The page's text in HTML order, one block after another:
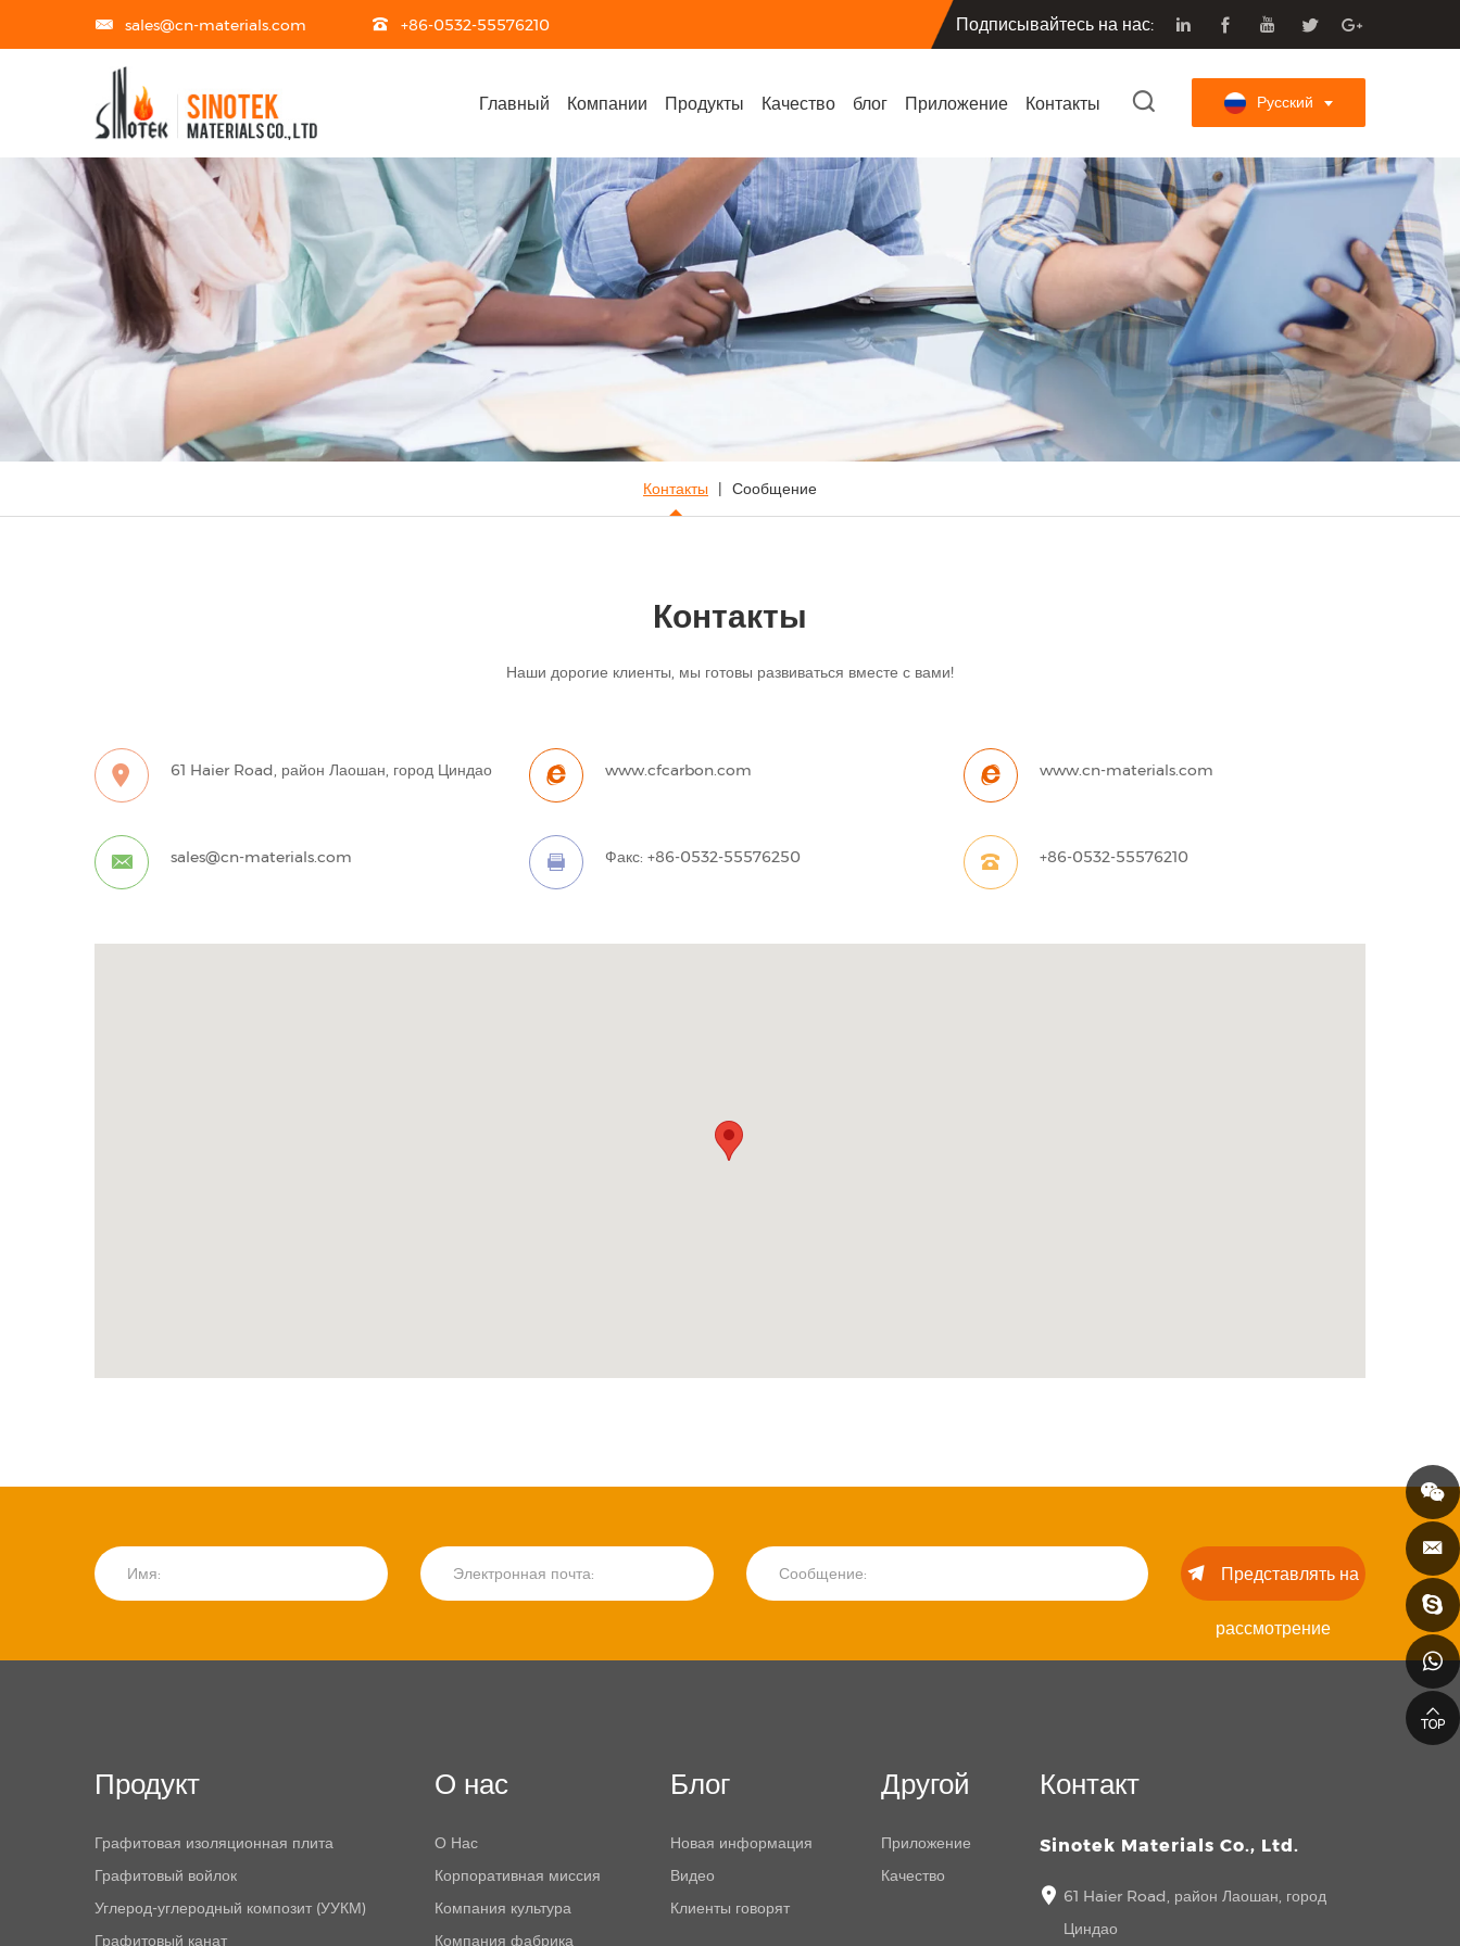
sales@cn-materials.com +86-0532-55576210 Подписывайтесь на нас:
Русский
Главный Компании Продукты Качество блог Приложение Контакты
Контакты Сообщение
Контакты
Наши дорогие клиенты, мы готовы развиваться вместе с вами!
61 Haier Road, район Лаошан, город Циндао www.cfcarbon.com www.cn-materials.com
sales@cn-materials.com Факс: +86-0532-55576250 +86-0532-55576210
Представлять на
рассмотрение
Продукт
Графитовая изоляционная плита
Графитовый войлок
Углерод-углеродный композит (УУКМ)
Графитовый канат
О нас
О Нас
Корпоративная миссия
Компания культура
Компания фабрика
Блог
Новая информация
Видео
Клиенты говорят
Другой
Приложение
Качество
Контакт
Sinotek Materials Co., Ltd.
61 Haier Road, район Лаошан, город
Циндао